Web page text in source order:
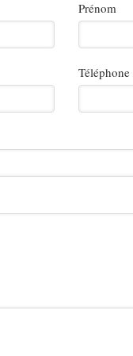
Prénom
Téléphone